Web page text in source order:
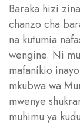
Baraka hizi
chanzo cha
na kutumia
wengine. Ni
mafanikio
mkubwa wa
mwenye
muhimu ya